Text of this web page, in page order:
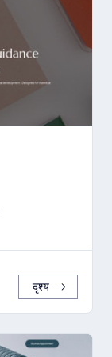
दृश्य